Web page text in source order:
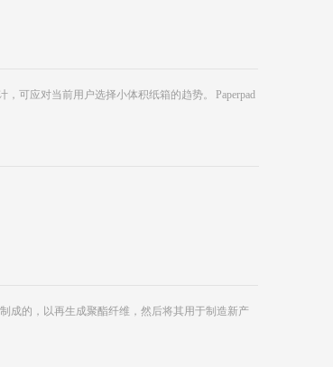
可应对当前用户选择小体积纸箱的趋势。 Paperpad
成的，以再生成聚酯纤维，然后将其用于制造新产